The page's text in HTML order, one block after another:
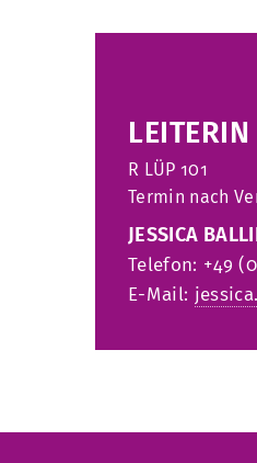
R LÜP 101
Termin nach
JESSICA
Telefon: +49
E-Mail: